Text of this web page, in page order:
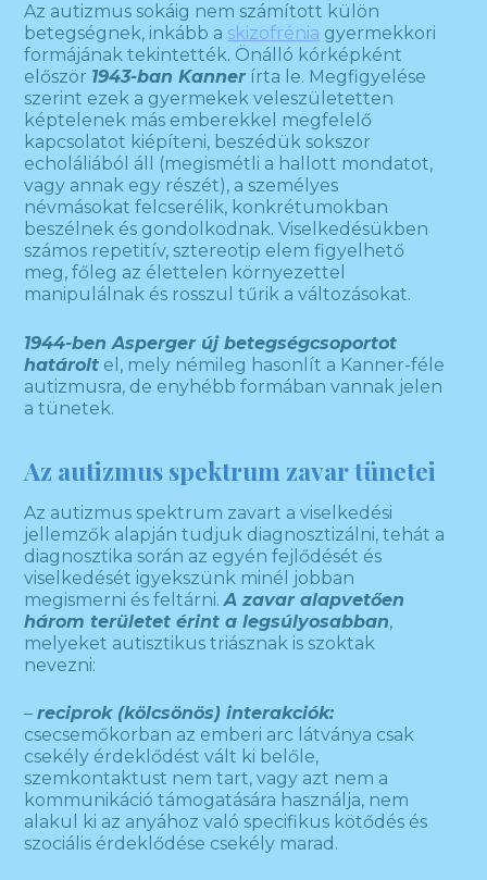
Az autizmus sokáig nem számított külön
betegségnek, inkább a skizofrénia gyermekkori
formájának tekintették. Önálló kórképként
először 1943-ban Kannerírta le. Megfigyelése
szerint ezek a gyermekek veleszületetten
képtelenek más emberekkel megfelelő
kapcsolatot kiépíteni, beszédük sokszor
echoláliából áll (megismétli a hallott mondatot,
vagy annak egy részét), a személyes
névmásokat felcserélik, konkrétumokban
beszélnek és gondolkodnak. Viselkedésükben
számos repetitív, sztereotip elem figyelhető
meg, főleg az élettelen környezettel
manipulálnak és rosszul tűrik a változásokat.
1944-ben Asperger új betegségcsoportot
határolt el, mely némileg hasonlít a Kanner-féle
autizmusra, de enyhébb formában vannak jelen
a tünetek.
Az autizmus spektrum zavar tünetei
Az autizmus spektrum zavart a viselkedési
jellemzők alapján tudjuk diagnosztizálni, tehát a
diagnosztika során az egyén fejlődését és
viselkedését igyekszünk minél jobban
megismerni és feltárni.A zavar alapvetően
három területet érint a legsúlyosabban,
melyeket autisztikus triásznak is szoktak
nevezni:
–reciprok (kölcsönös) interakciók:
csecsemőkorban az emberi arc látványa csak
csekély érdeklődést vált ki belőle,
szemkontaktust nem tart, vagy azt nem a
kommunikáció támogatására használja, nem
alakul ki az anyához való specifikus kötődés és
szociális érdeklődése csekély marad.